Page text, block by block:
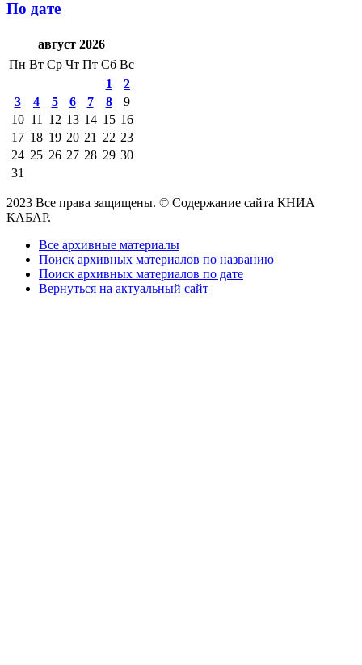
По дате
август 2026
Пн Вт Ср Чт Пт Сб Вс
1
2
3
4 5 6 7 8
9
10 11 12 13 14 15 16
17 18 19 20 21 22 23
24 25 26 27 28 29 30
31
2023 Все права защищены. © Содержание сайта КНИА
КАБАР.
Все архивные материалы
Поиск архивных материалов по названию
Поиск архивных материалов по дате
Вернуться на актуальный сайт